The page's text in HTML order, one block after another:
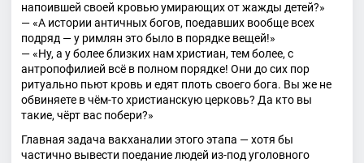
напоившей своей кровью умирающих от жажды детей?»
— «А истории античных богов, поедавших вообще всех
подряд — у римлян это было в порядке вещей!»
— «Ну, а у более близких нам христиан, тем более, с
антропофилией всё в полном порядке! Они до сих пор
ритуально пьют кровь и едят плоть своего бога. Вы же не
обвиняете в чём-то христианскую церковь? Да кто вы
такие, чёрт вас побери?»
Главная задача вакханалии этого этапа — хотя бы
частично вывести поедание людей из-под уголовного